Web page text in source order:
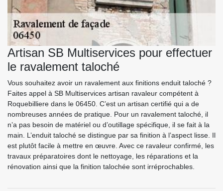
Artisan SB Multiservices pour effectuer
le ravalement taloché
Vous souhaitez avoir un ravalement aux finitions enduit taloché ?
Faites appel à SB Multiservices artisan ravaleur compétent à
Roquebilliere dans le 06450. C’est un artisan certifié qui a de
nombreuses années de pratique. Pour un ravalement taloché, il
n’a pas besoin de matériel ou d’outillage spécifique, il se fait à la
main. L’enduit taloché se distingue par sa finition à l’aspect lisse. Il
est plutôt facile à mettre en œuvre. Avec ce ravaleur confirmé, les
travaux préparatoires dont le nettoyage, les réparations et la
rénovation ainsi que la finition talochée sont irréprochables.